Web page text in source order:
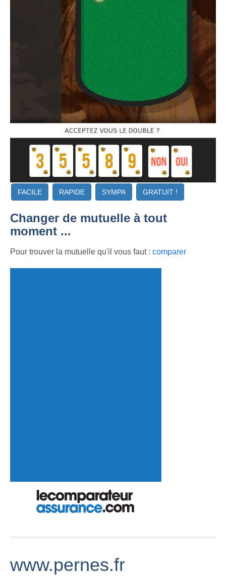
FACILE RAPIDE SYMPA GRATUIT !
Changer de mutuelle à tout
moment ...
Pour trouver la mutuelle qu'il vous faut : comparer
www.pernes.fr